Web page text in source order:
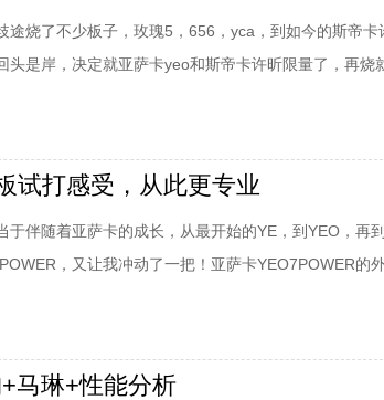
途烧了不少板子，玫瑰5，656，yca，到如今的斯帝卡
头是岸，决定就亚萨卡yeo和斯帝卡许昕限量了，再烧
器，没的说！从控制的精确，手感的清晰，发力的爽快
当然
试打感受，从此更专业
伴随着亚萨卡的成长，从最开始的YE，到YEO，再到
，又让我冲动了一把！亚萨卡YEO7POWER的
化。我是右手直板双面反胶，之前所用得是日版YEO
马琳+性能分析